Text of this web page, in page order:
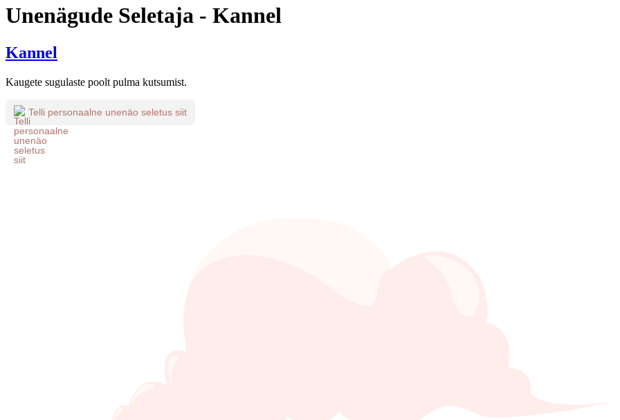
Unenägude Seletaja - Kannel
Kannel
Kaugete sugulaste poolt pulma kutsumist.
Telli personaalne unenäo seletus siit